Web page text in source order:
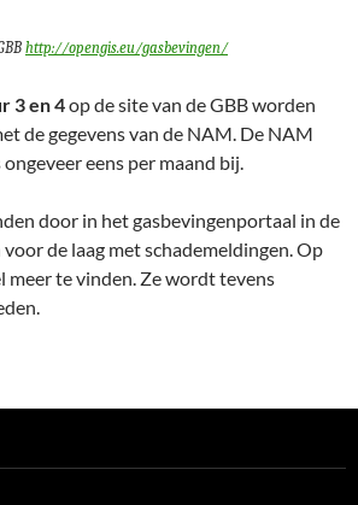
http://opengis.eu/gasbevingen/
3 en 4op de site van de GBB worden
de gegevens van de NAM. De NAM
eens per maand bij.
door in het gasbevingenportaal in de
de laag met schademeldingen. Op
meer te vinden. Ze wordt tevens